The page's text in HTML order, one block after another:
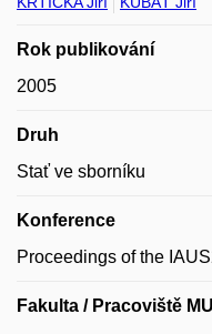
Rok publikování
2005
Druh
Stať ve sborníku
Konference
Proceedings of the
Fakulta / Pracoviště MU